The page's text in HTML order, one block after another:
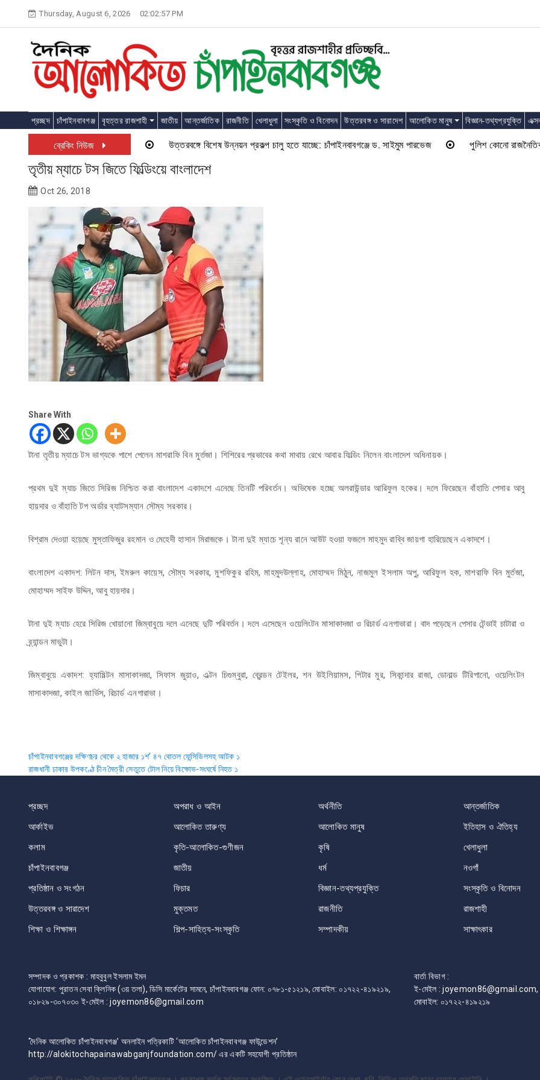
content
Thursday, August 6, 2026 02:02:57 PM
প্রচ্ছদ চাঁপাইনবাবগঞ্জ বৃহত্তর রাজশাহী জাতীয় আন্তর্জাতিক রাজনীতি খেলাধুলা সংস্কৃতি ও বিনোদন উত্তরবঙ্গ ও সারাদেশ আলোকিত মানুষ বিজ্ঞান-তথ্যপ্রযুক্তি
ব্রেকিং নিউজ উত্তরবঙ্গে বিশেষ উন্নয়ন প্রকল্প চালু হতে যাচ্ছে: চাঁপাইনবাবগঞ্জে ড. সাইমুম পারভেজ পুলিশ কোনো রাজনৈতিক দলের
তৃতীয় ম্যাচে টস জিতে ফিল্ডিংয়ে বাংলাদেশ
Oct 26, 2018
Share With
টানা তৃতীয় ম্যাচে টস ভাগ্যকে পাশে পেলেন মাশরাফি বিন মুর্তজা। শিশিরের প্রভাবের কথা মাথায় রেখে আবার ফিল্ডিং নিলেন বাংলাদেশ অধিনায়ক।
প্রথম দুই ম্যাচ জিতে সিরিজ নিশ্চিত করা বাংলাদেশ একাদশে এনেছে তিনটি পরিবর্তন। অভিষেক হচ্ছে অলরাউন্ডার আরিফুল হকের। দলে ফিরেছেন বাঁহাতি পেসার আবু
হায়দার ও বাঁহাতি টপ অর্ডার ব্যাটসম্যান সৌম্য সরকার।
বিশ্রাম দেওয়া হয়েছে মুস্তাফিজুর রহমান ও মেহেদী হাসান মিরাজকে। টানা দুই ম্যাচে শূন্য রানে আউট হওয়া ফজলে মাহমুদ রাব্বি জায়গা হারিয়েছেন একাদশে।
বাংলাদেশ একাদশ: লিটন দাস, ইমরুল কায়েস, সৌম্য সরকার, মুশফিকুর রহিম, মাহমুদউল্লাহ, মোহাম্মদ মিঠুন, নাজমুল ইসলাম অপু, আরিফুল হক, মাশরাফি বিন মুর্তজা,
মোহাম্মদ সাইফ উদ্দিন, আবু হায়দার।
টানা দুই ম্যাচ হেরে সিরিজ খোয়ানো জিম্বাবুয়ে দলে এনেছে দুটি পরিবর্তন। দলে এসেছেন ওয়েলিংটন মাসাকাদজা ও রিচার্ড এনগাভারা। বাদ পড়েছেন পেসার টেন্ডাই চাটারা ও
ব্র্যান্ডন মাভুটা।
জিম্বাবুয়ে একাদশ: হ্যামিল্টন মাসাকাদজা, সিফাস জুয়াও, এল্টন চিগুম্বুরা, ব্রেন্ডন টেইলর, শন উইলিয়ামস, পিটার মুর, সিকান্দার রাজা, ডোনাল্ড টিরিপানো, ওয়েলিংটন
মাসাকাদজা, কাইল জার্ভিস, রিচার্ড এনগারাভা।
Post
navigation
চাঁপাইনবাবগঞ্জের দক্ষিণচর থেকে ২ হাজার ১শ’ ৪৭ বোতল ফেন্সিডিলসহ আটক ১
রাজধানী ঢাকার উপকণ্ঠে চীন মৈত্রী সেতুতে টোল নিয়ে বিক্ষোভ-সংঘর্ষে নিহত ১
প্রচ্ছদ অপরাধ ও আইন অর্থনীতি আন্তর্জাতিক
আর্কাইভ
আলোকিত তারুণ্য আলোকিত মানুষ ইতিহাস ও ঐতিহ্য
কলাম
কৃতি-আলোকিত-গুণীজন কৃষি খেলাধুলা
চাঁপাইনবাবগঞ্জ
জাতীয় ধর্ম নওগাঁ
প্রতিষ্ঠান ও সংগঠন
ফিচার বিজ্ঞান-তথ্যপ্রযুক্তি সংস্কৃতি ও বিনোদন
উত্তরবঙ্গ ও সারাদেশ
মুক্তমত রাজনীতি রাজশাহী
শিক্ষা ও শিক্ষাঙ্গন
শিল্প-সাহিত্য-সংস্কৃতি সম্পাদকীয় সাক্ষাৎকার
সম্পাদক ও প্রকাশক : মাহবুবুল ইসলাম ইমন
যোগাযোগ: পুরাতন সেবা ক্লিনিক (৩য় তলা), ডিসি মার্কেটের সামনে, চাঁপাইনবাবগঞ্জ ফোন: ০৭৮১-৫১২১৯, মোবাইল: ০১৭২২-৪১৯২১৯,
০১৮২৯-৩০৭০৩০ ই-মেইল : joyemon86@gmail.com
‘দৈনিক আলোকিত চাঁপাইনবাবগঞ্জ’ অনলাইন পত্রিকাটি ‘আলোকিত চাঁপাইনবাবগঞ্জ ফাউন্ডেশন’
http://alokitochapainawabganjfoundation.com/ এর একটি সহযোগী প্রতিষ্ঠান
বার্তা বিভাগ :
ই-মেইল :
মোবাইল: ০১৭২২-৪১৯২১৯